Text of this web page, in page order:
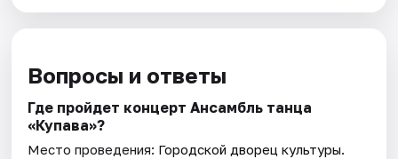
Вопросы и ответы
Где пройдет концерт Ансамбль танца
«Купава»?
Место проведения: Городской дворец культуры.